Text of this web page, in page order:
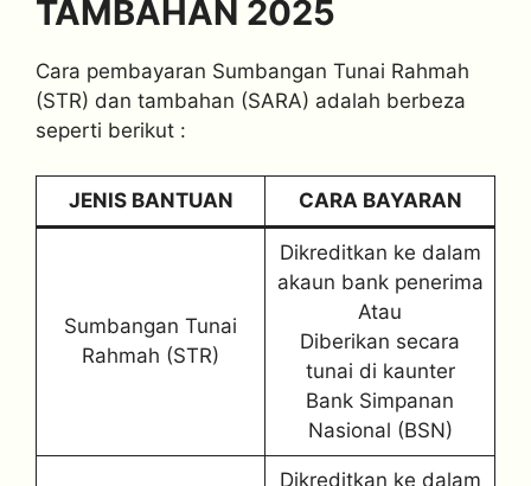
TAMBAHAN 2025
Cara pembayaran Sumbangan Tunai Rahmah
(STR) dan tambahan (SARA) adalah berbeza
seperti berikut :
JENIS BANTUAN CARA BAYARAN
Sumbangan Tunai
Rahmah (STR)
Dikreditkan ke dalam
akaun bank penerima
Atau
Diberikan secara
tunai di kaunter
Bank Simpanan
Nasional (BSN)
Dikreditkan ke dalam